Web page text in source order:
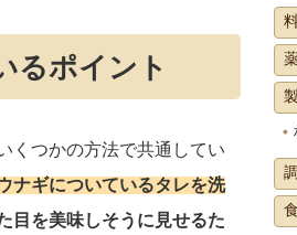
るポイント
くつかの方法で共通してい
ナギについているタレを洗
目を美味しそうに見せるた